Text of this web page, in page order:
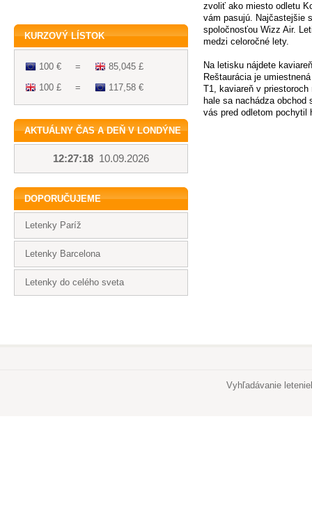
KURZOVÝ LÍSTOK
100 € =
85,045 £
100 £
= 117,58 €
AKTUÁLNY ČAS A DEŇ V LONDÝNE
12:27:19 10.09.2026
DOPORUČUJEME
Letenky Paríž
Letenky Barcelona
Letenky do celého sveta
zvoliť ako miesto odletu
vám pasujú. Najčastejšie
spoločnosťou Wizz Air.
medzi celoročné lety.
Na letisku nájdete
Reštaurácia je
T1, kaviareň v
hale sa nachádza
vás pred odletom pochytil
Vyhľadávanie